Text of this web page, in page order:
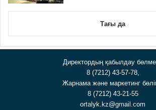
Тағы да
Директордың қабылдау
8 (7212) 43-57-78,
Жарнама және маркетинг
8 (7212) 43-21-55
ortalyk.kz@gmail.com